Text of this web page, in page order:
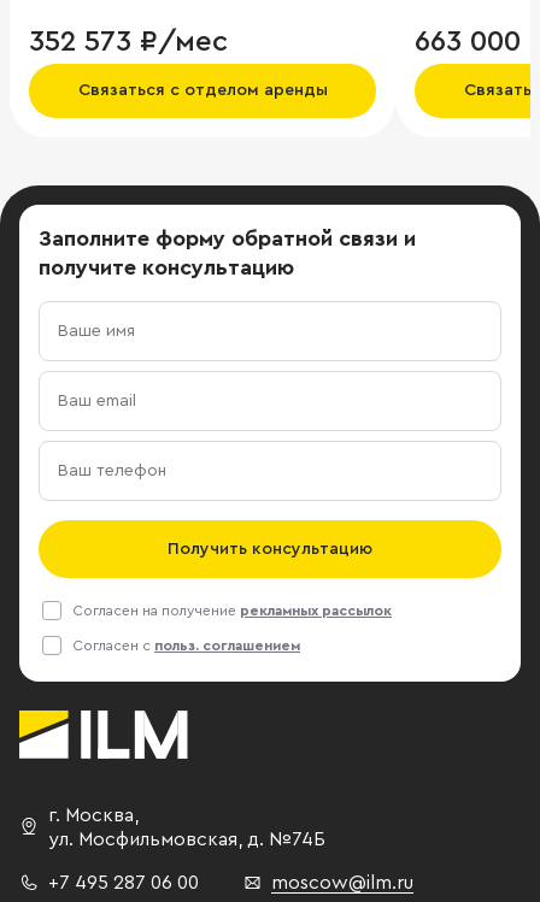
352 573 ₽/мес
Связаться с отделом аренды
663 000
Заполните форму обратной связи и
получите консультацию
Получить консультацию
Согласен на получение рекламных рассылок
Согласен с польз. соглашением
г. Москва,
ул. Мосфильмовская, д. №74Б
+7 495 287 06 00 moscow@ilm.ru